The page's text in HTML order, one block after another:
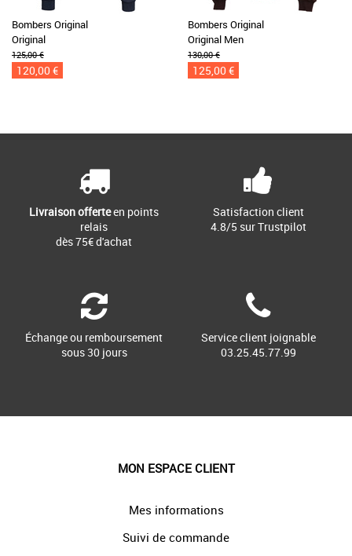
Bombers Original
Original
125,00 €
120,00 €
Bombers Original
Original Men
130,00 €
125,00 €
Livraison offerteen points
relais
dès 75€ d'achat
Satisfaction client
4.8/5 sur Trustpilot
Échange ou remboursement
sous 30 jours
Service client joignable
03.25.45.77.99
MON ESPACE CLIENT
Mes informations
Suivi de commande